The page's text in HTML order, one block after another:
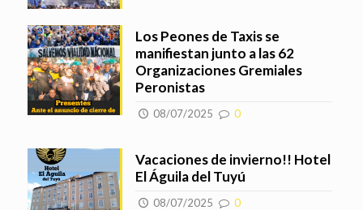
Los Peones de Taxis se
manifiestan junto a las 62
Organizaciones Gremiales
Peronistas
08/07/2025 0
Vacaciones de invierno!! Hotel
El Águila del Tuyú
08/07/2025 0